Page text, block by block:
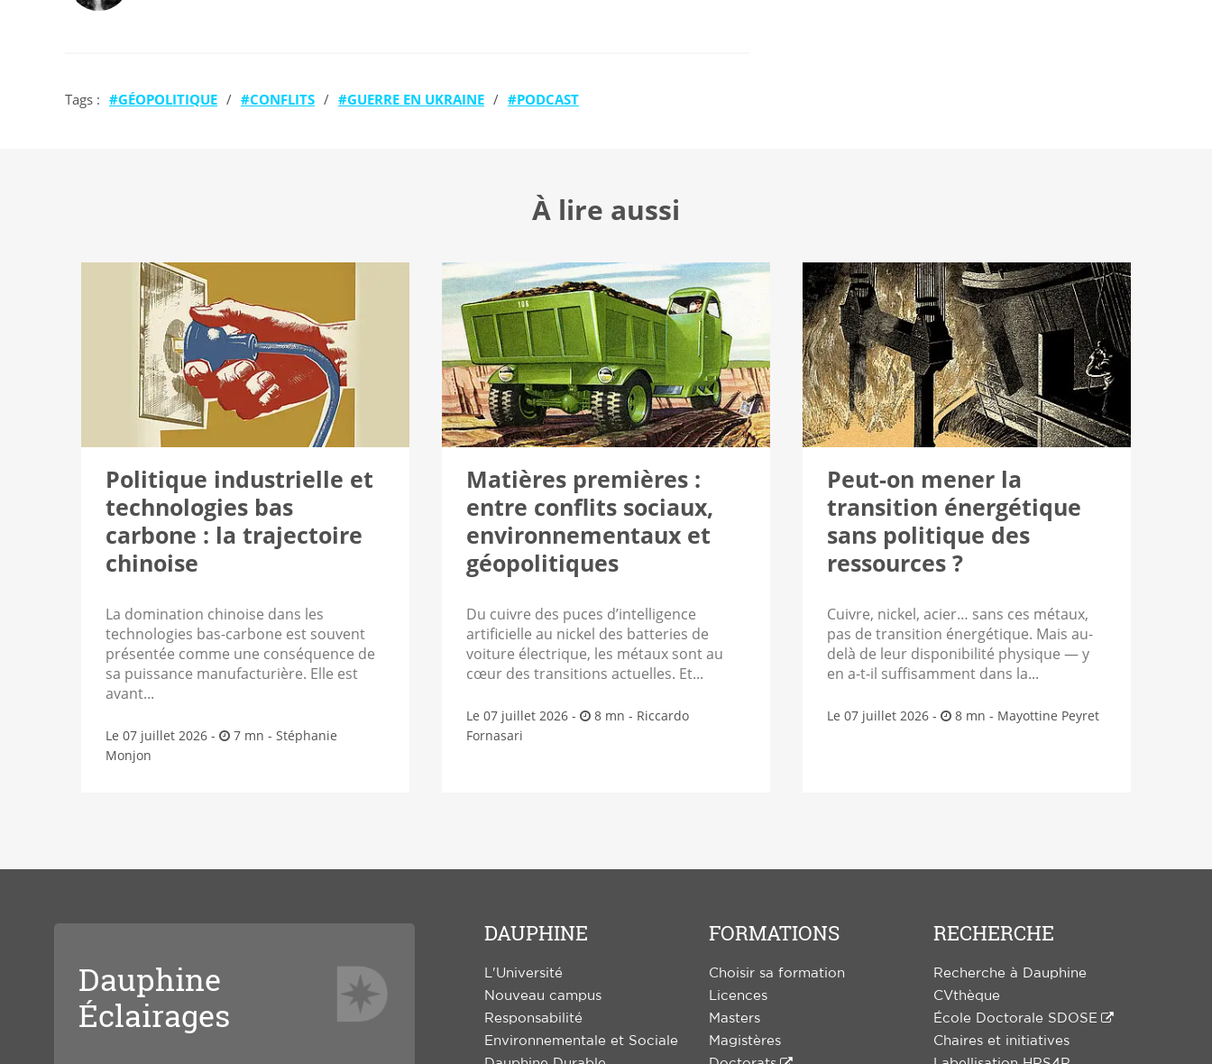
Tags : GÉOPOLITIQUE / CONFLITS / GUERRE EN UKRAINE / PODCAST
À lire aussi
Politique industrielle et
technologies bas
carbone : la trajectoire
chinoise
La domination chinoise dans les
technologies bas-carbone est souvent
présentée comme une conséquence de
sa puissance manufacturière. Elle est
avant...
Le 07 juillet 2026 - 7 mn - Stéphanie
Monjon
Matières premières :
entre conflits sociaux,
environnementaux et
géopolitiques
Du cuivre des puces d’intelligence
artificielle au nickel des batteries de
voiture électrique, les métaux sont au
cœur des transitions actuelles. Et...
Le 07 juillet 2026 - 8 mn - Riccardo
Fornasari
Peut-on mener la
transition énergétique
sans politique des
ressources ?
Cuivre, nickel, acier… sans ces métaux,
pas de transition énergétique. Mais au-
delà de leur disponibilité physique — y
en a-t-il suffisamment dans la...
Le 07 juillet 2026 - 8 mn - Mayottine Peyret
Dauphine
Éclairages
DAUPHINE
L'Université
Nouveau campus
Responsabilité
Environnementale et Sociale
FORMATIONS
Choisir sa formation
Licences
Masters
Magistères
RECHERCHE
Recherche à Dauphine
CVthèque
École Doctorale SDOSE
Chaires et initiatives